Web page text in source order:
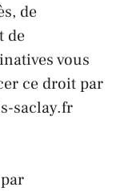
de
de
vous
ce droit par
saclay.fr